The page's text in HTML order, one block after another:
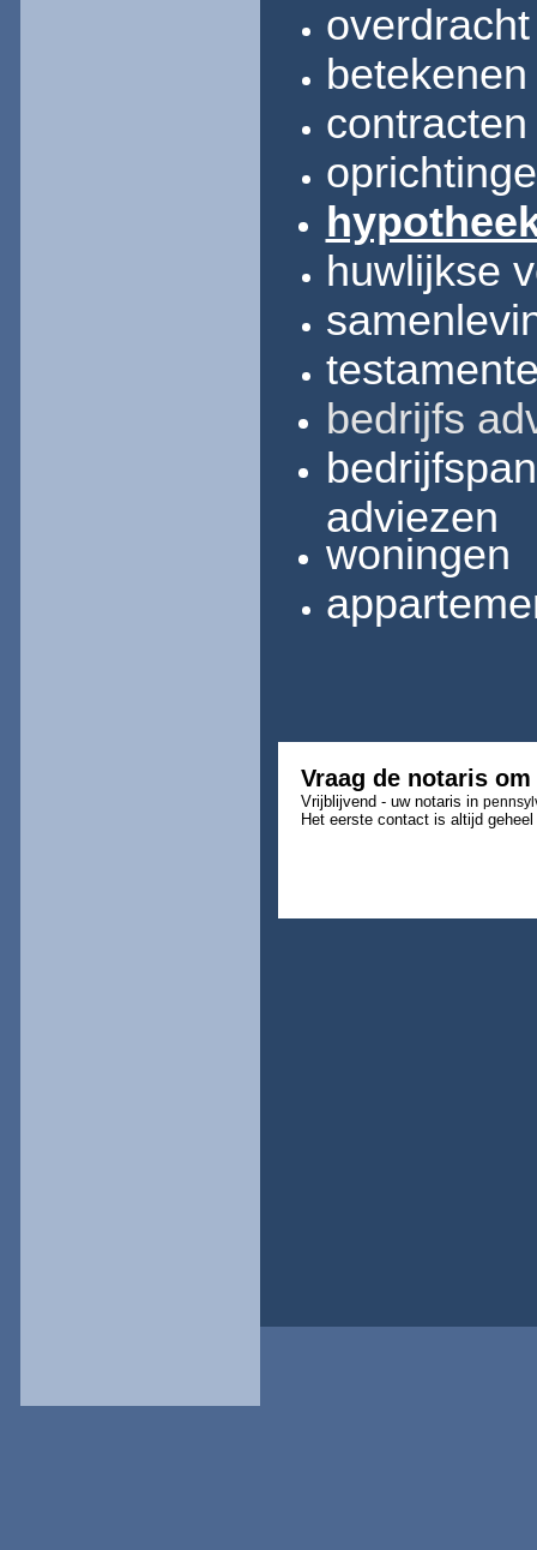
contracten
huwlijkse
bedrijfs
adviezen
woningen
Vraag de notaris
Vrijblijvend - uw notaris in
Het eerste contact is altijd geheel